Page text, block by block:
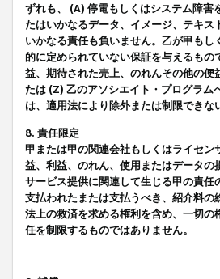
ずれも、 (A) 停電もしくはシステム障害
たはいかなるデータ、イメージ、テキ
いかなる責任も負いません。乙が甲も
的に定められていない保証を与えるも
益、期待された売上、のれんその他の
たは (Z) 乙のアソシエイト・プログラム
は、適用法により除外または制限でき
8. 責任限定
甲または甲の関連会社もしくはライセ
益、利益、のれん、使用またはデータ
サービス提供に関連して生じる甲の責
支払われたまたは支払うべき、紹介料
法上の救済を求める権利を含め、一切
任を制限するものではありません。